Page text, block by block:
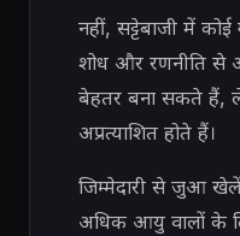
नहीं, सट्टेबाजी में कोई
शोध और रणनीति से
बेहतर बना सकते हैं,
अप्रत्याशित होते हैं।
जिम्मेदारी से जुआ
अधिक आयु वालों के